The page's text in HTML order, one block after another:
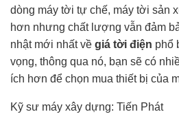
dòng máy tời tự chế, máy tời sản
hơn nhưng chất lượng vẫn đảm
nhật mới nhất về giá tời điện phổ
vọng, thông qua nó, bạn sẽ có
ích hơn để chọn mua thiết bị của
Kỹ sư máy xây dựng: Tiến Phát